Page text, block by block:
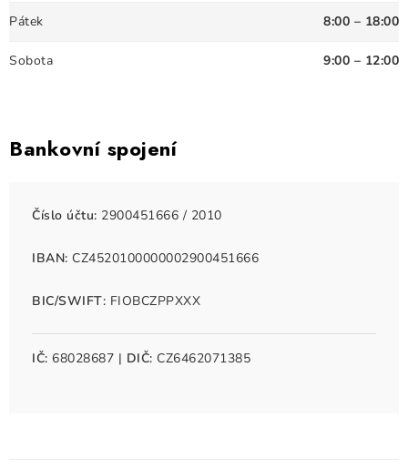
Pátek 8:00 – 18:00
Sobota 9:00 – 12:00
Bankovní spojení
Číslo účtu: 2900451666 / 2010
IBAN: CZ4520100000002900451666
BIC/SWIFT: FIOBCZPPXXX
IČ: 68028687 | DIČ: CZ6462071385